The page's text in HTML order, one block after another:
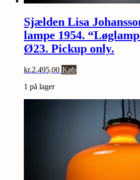
Sjælden Lisa
lampe 1954.
Ø23. Pickup only.
kr.2.495,00 Køb
1 på lager